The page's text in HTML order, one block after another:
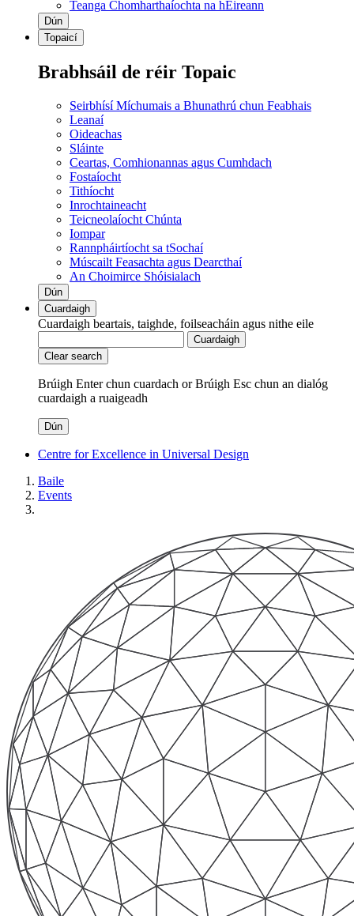
Teanga Chomharthaíochta na hÉireann
Dún
Topaicí
Brabhsáil de réir Topaic
Seirbhísí Míchumais a Bhunathrú chun Feabhais
Leanaí
Oideachas
Sláinte
Ceartas, Comhionannas agus Cumhdach
Fostaíocht
Tithíocht
Inrochtaineacht
Teicneolaíocht Chúnta
Iompar
Rannpháirtíocht sa tSochaí
Múscailt Feasachta agus Dearcthaí
An Choimirce Shóisialach
Dún
Cuardaigh
Cuardaigh beartais, taighde, foilseacháin agus nithe eile
Cuardaigh
Clear search
Brúigh Enter chun cuardach orBrúigh Esc chun an dialóg
cuardaigh a ruaigeadh
Dún
Centre for Excellence in Universal Design
Baile
Events